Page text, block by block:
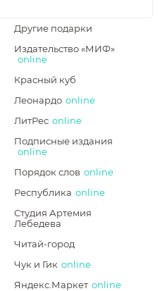
Другие подарки
Издательство «МИФ»
online
Красный куб
Леонардо online
ЛитРес online
Подписные издания
online
Порядок слов online
Республика online
Студия Артемия
Лебедева
Читай-город
Чук и Гик online
Яндекс.Маркет online